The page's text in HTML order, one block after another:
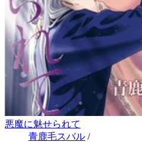
悪魔に魅せられて
青鹿毛スバル /